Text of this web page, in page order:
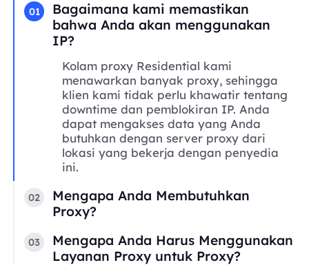
01
Bagaimana kami memastikan
bahwa Anda akan menggunakan
IP?
Kolam proxy Residential kami
menawarkan banyak proxy, sehingga
klien kami tidak perlu khawatir tentang
downtime dan pemblokiran IP. Anda
dapat mengakses data yang Anda
butuhkan dengan server proxy dari
lokasi yang bekerja dengan penyedia
ini.
02
Mengapa Anda Membutuhkan
Proxy?
03
Mengapa Anda Harus Menggunakan
Layanan Proxy untuk Proxy?